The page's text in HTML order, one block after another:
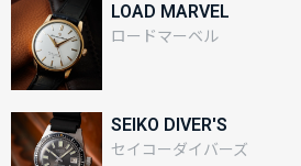
LOAD MARVEL
ロードマーベル
SEIKO DIVER'S
セイコーダイバーズ